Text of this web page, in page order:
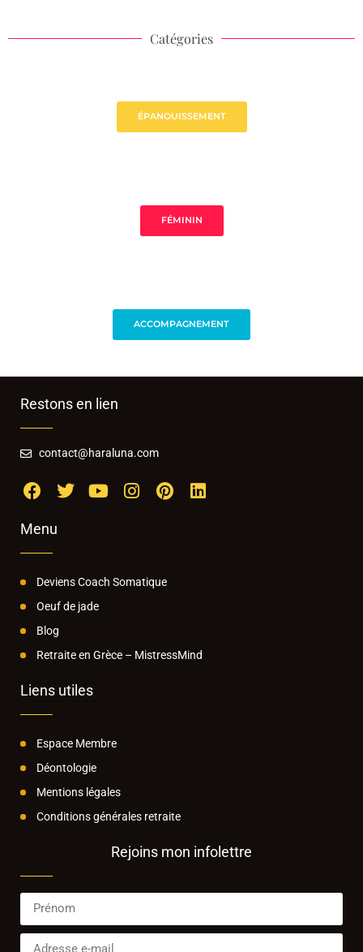
Catégories
ÉPANOUISSEMENT
FÉMININ
ACCOMPAGNEMENT
Restons en lien
contact@haraluna.com
Menu
Deviens Coach Somatique
Oeuf de jade
Blog
Retraite en Grèce – MistressMind
Liens utiles
Espace Membre
Déontologie
Mentions légales
Conditions générales retraite
Rejoins mon infolettre